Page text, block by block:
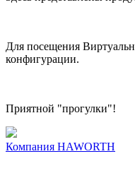
Для посещения
конфигурации.
Приятной "прогулки"!
Компания HAWORTH